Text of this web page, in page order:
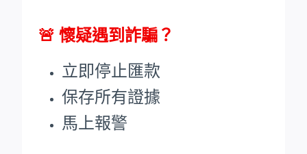
🚨 懷疑遇到詐騙？
立即停止匯款
保存所有證據
馬上報警